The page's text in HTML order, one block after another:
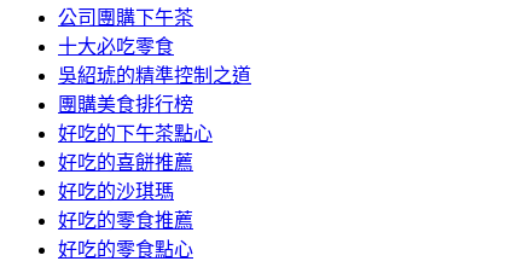
公司團購下午茶
十大必吃零食
吳紹琥的精準控制之道
團購美食排行榜
好吃的下午茶點心
好吃的喜餅推薦
好吃的沙琪瑪
好吃的零食推薦
好吃的零食點心